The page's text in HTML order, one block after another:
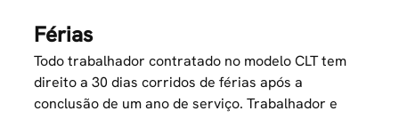
Férias
Todo trabalhador contratado no modelo CLT tem
direito a 30 dias corridos de férias após a
conclusão de um ano de serviço. Trabalhador e